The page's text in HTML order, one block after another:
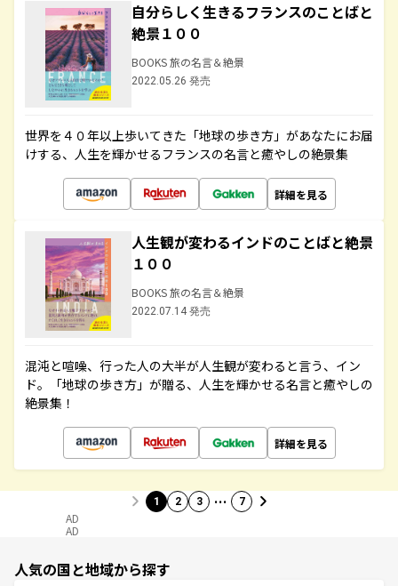
自分らしく生きるフランスのことばと
絶景１００
BOOKS 旅の名言＆絶景
2022.05.26 発売
世界を４０年以上歩いてきた「地球の歩き方」があなたにお届
けする、人生を輝かせるフランスの名言と癒やしの絶景集
詳細を見る
人生観が変わるインドのことばと絶景
１００
BOOKS 旅の名言＆絶景
2022.07.14 発売
混沌と喧噪、行った人の大半が人生観が変わると言う、イン
ド。「地球の歩き方」が贈る、人生を輝かせる名言と癒やしの
絶景集！
詳細を見る
1 2 3 … 7
AD
AD
人気の国と地域から探す